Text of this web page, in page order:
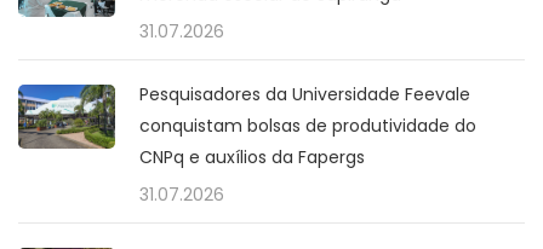
31.07.2026
Pesquisadores da Universidade Feevale
conquistam bolsas de produtividade do
CNPq e auxílios da Fapergs
31.07.2026